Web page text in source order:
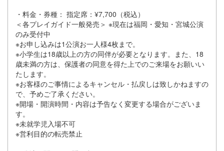
・料金・券種： 指定席：¥7,700（税込）
＜各プレイガイド一般発売＞ ※現在は福岡・愛知・宮城公演
のみ受付中
※お申し込みは1公演お一人様4枚まで。
※小学生は18歳以上の方の同伴が必要となります。また、18
歳未満の方は、保護者の同意を得た上でのご来場をお願いい
たします。
※お客様のご事情によるキャンセル・払戻しは致しかねますの
で、予めご了承ください。
※開場・開演時間・内容は予告なく変更する場合がございま
す。
※未就学児入場不可
※営利目的の転売禁止